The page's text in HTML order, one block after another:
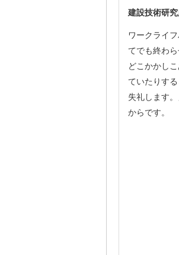
建設技術研
ワークライ
てでも終わ
どこかかし
ていたりす
失礼します
からです。